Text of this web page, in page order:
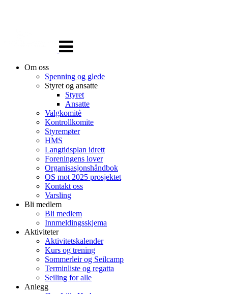
navigasjon
Om oss
Spenning og glede
Styret og ansatte
Styret
Ansatte
Valgkomitè
Kontrollkomite
Styremøter
HMS
Langtidsplan idrett
Foreningens lover
Organisasjonshåndbok
OS mot 2025 prosjektet
Kontakt oss
Varsling
Bli medlem
Bli medlem
Innmeldingsskjema
Aktiviteter
Aktivitetskalender
Kurs og trening
Sommerleir og Seilcamp
Terminliste og regatta
Seiling for alle
Anlegg